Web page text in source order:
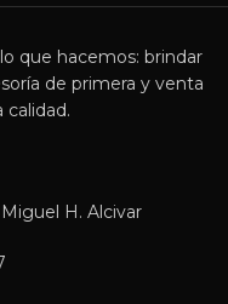
que hacemos: brindar
de primera y venta
H. Alcivar